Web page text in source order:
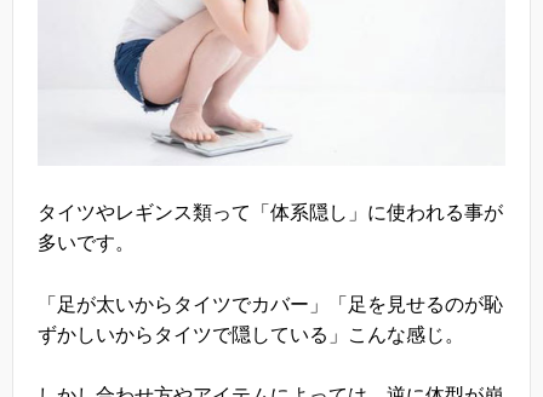
タイツやレギンス類って「体系隠し」に使われる事が
多いです。
「足が太いからタイツでカバー」「足を見せるのが恥
ずかしいからタイツで隠している」こんな感じ。